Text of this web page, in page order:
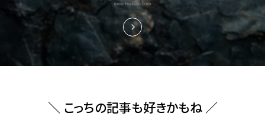
＼ こっちの記事も好きかもね ／